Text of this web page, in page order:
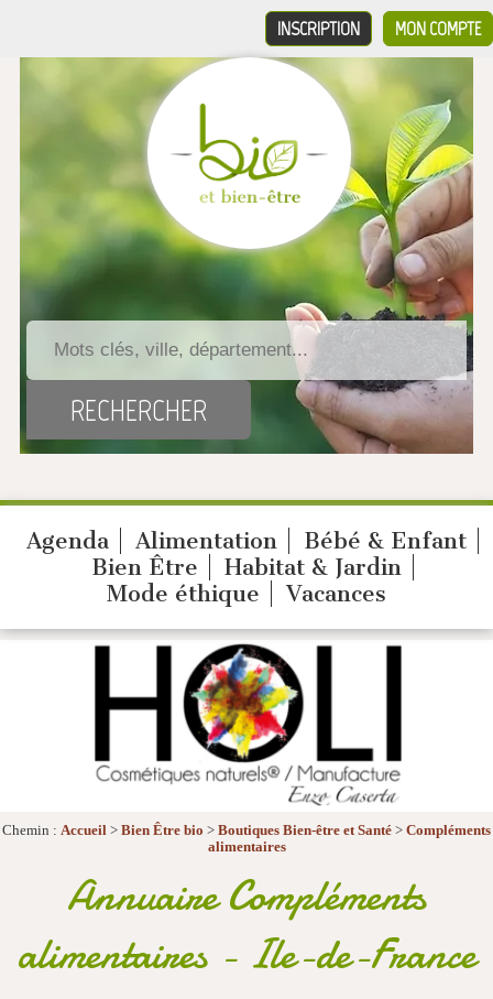
MON COMPTE
INSCRIPTION
Agenda Alimentation
Bébé & Enfant
Bien Être
Habitat & Jardin
Mode éthique
Vacances
Chemin : Accueil > Bien Être bio > Boutiques Bien-être et Santé > Compléments
alimentaires
Annuaire Compléments
alimentaires - Ile-de-France